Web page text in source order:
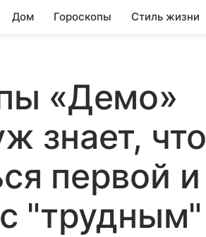
Дом Гороскопы Стиль жизни
«Демо»
знает, что
первой и
"трудным"